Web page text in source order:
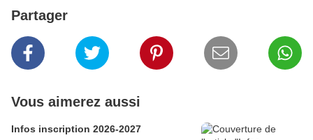
Partager
Vous aimerez aussi
Infos inscription 2026-2027